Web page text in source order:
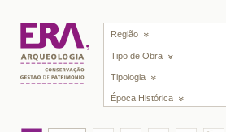
Região
Tipo de Obra
Tipologia
Época Histórica